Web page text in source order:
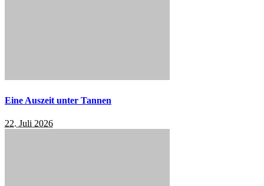
Eine Auszeit unter Tannen
22. Juli 2026